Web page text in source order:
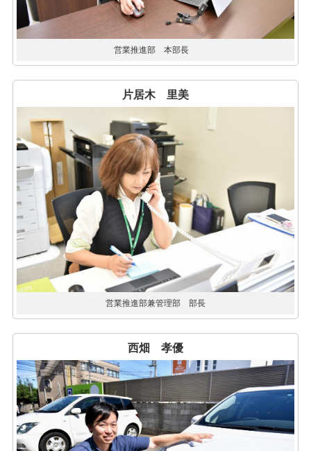
営業推進部 本部長
片居木 里美
営業推進部兼管理部 部長
西畑 孝優